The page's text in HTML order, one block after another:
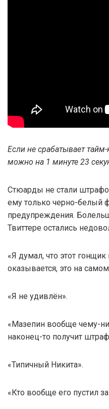
Если не срабатывает
можно на 1 минуте 23
Стюарды не стали
ему только черно-белый
предупреждения.
Твиттере остались
«Я думал, что этот
оказывается, это на
«Я не удивлён».
«Мазепин вообще чему-
наконец-то получит
«Типичный Никита».
«Кто вообще его пустил